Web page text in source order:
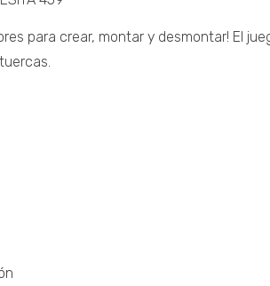
para crear, montar y desmontar! El